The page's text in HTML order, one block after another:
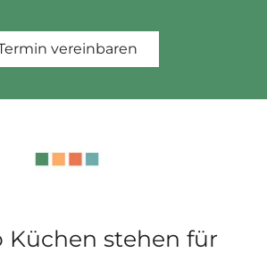
vereinbaren
Küchen stehen für